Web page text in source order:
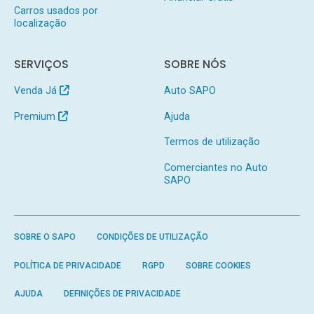
Carros usados por
localização
SERVIÇOS
Venda Já
Premium
SOBRE NÓS
Auto SAPO
Ajuda
Termos de utilização
Comerciantes no Auto
SAPO
SOBRE O SAPO CONDIÇÕES DE UTILIZAÇÃO
POLÍTICA DE PRIVACIDADE RGPD SOBRE COOKIES
AJUDA DEFINIÇÕES DE PRIVACIDADE